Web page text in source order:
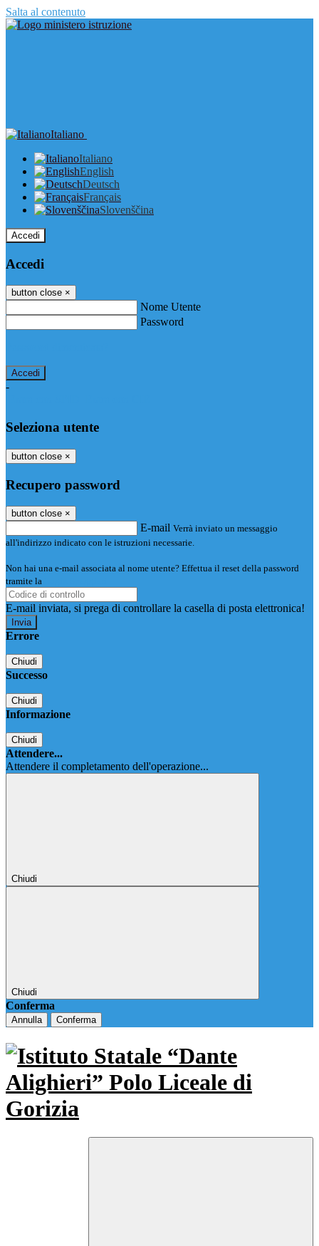
Salta al contenuto
Italiano
Italiano
English
Deutsch
Français
Slovenščina
Accedi
Accedi
button close ×
Nome Utente
Password
-
Seleziona utente
button close ×
Recupero password
button close ×
E-mail Verrà inviato un messaggio
all'indirizzo indicato con le istruzioni necessarie.
Non hai una e-mail associata al nome utente? Effettua il reset della password
tramite la
E-mail inviata, si prega di controllare la casella di posta elettronica!
Errore
Chiudi
Successo
Chiudi
Informazione
Chiudi
Attendere...
Attendere il completamento dell'operazione...
Chiudi
Chiudi
Conferma
Annulla Conferma